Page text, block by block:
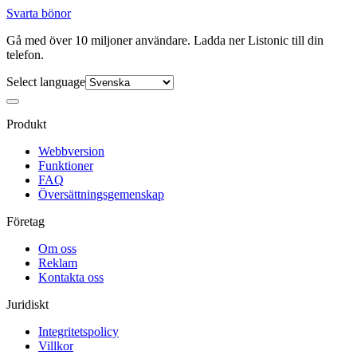
Svarta bönor
Gå med över 10 miljoner användare. Ladda ner Listonic till din
telefon.
Select language
Produkt
Webbversion
Funktioner
FAQ
Översättningsgemenskap
Företag
Om oss
Reklam
Kontakta oss
Juridiskt
Integritetspolicy
Villkor